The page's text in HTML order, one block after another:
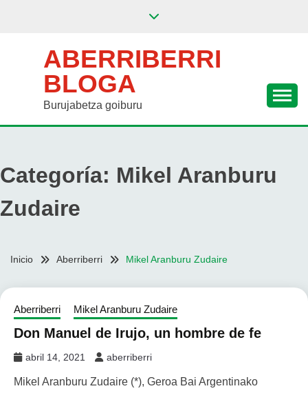
ABERRIBERRI
BLOGA
Burujabetza goiburu
Categoría: Mikel Aranburu
Zudaire
Inicio Aberriberri Mikel Aranburu Zudaire
Aberriberri Mikel Aranburu Zudaire
Don Manuel de Irujo, un hombre de fe
abril 14, 2021 aberriberri
Mikel Aranburu Zudaire (*), Geroa Bai Argentinako